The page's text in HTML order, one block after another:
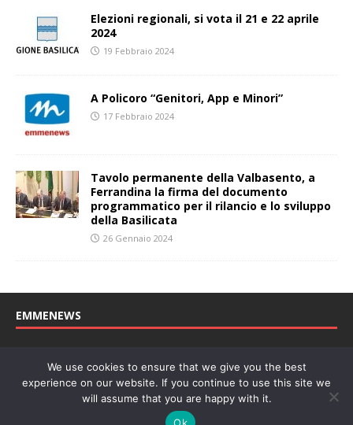
Elezioni regionali, si vota il 21 e 22 aprile
2024
19 Febbraio 2024
A Policoro “Genitori, App e Minori”
17 Febbraio 2024
Tavolo permanente della Valbasento, a
Ferrandina la firma del documento
programmatico per il rilancio e lo sviluppo
della Basilicata
26 Gennaio 2024
EMMENEWS
27/04/2011. Direttore Responsabile: Concetta Monzo, Editore: Deah
soc. coop. P. Iva: 01219430772
, un marchio di
We use cookies to ensure that we give you the best
experience on our website. If you continue to use this site we
will assume that you are happy with it.
Ok